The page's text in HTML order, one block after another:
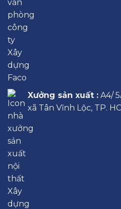
Xưởng sản xuất : A4/
xã Tân Vĩnh Lộc, TP.